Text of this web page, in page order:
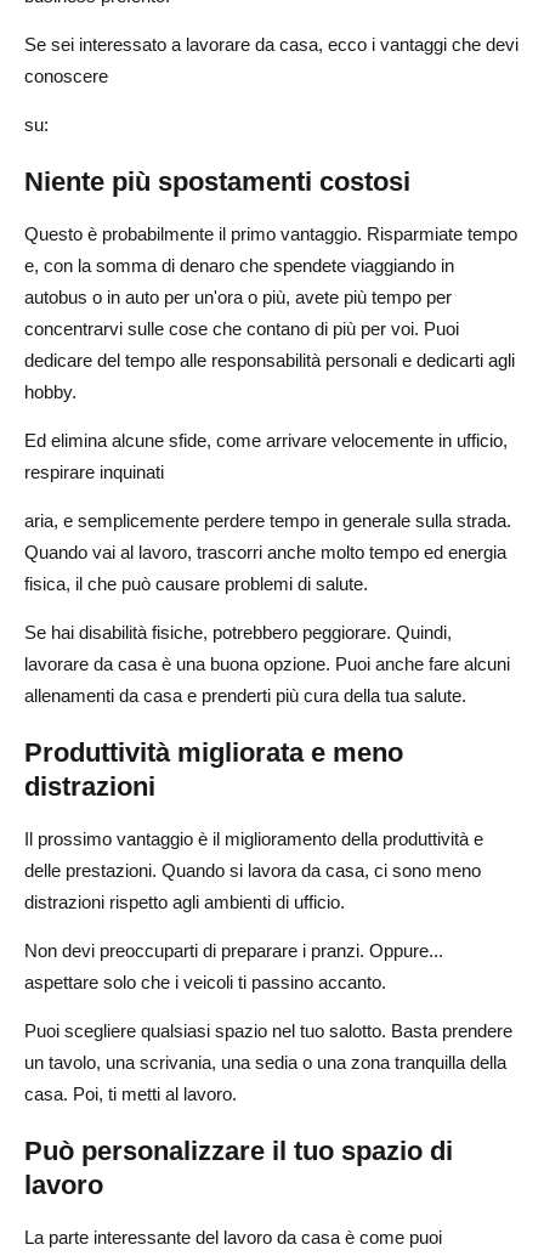
di successo per il lavoro a distanza?
Quanto tempo occorre per diventare redditizi con le
attività di lavoro a distanza?
Quali sono oggi le maggiori sfide legate alle tendenze
del lavoro da casa?
Se sei interessato a lavorare da casa, ecco i vantaggi che devi
conoscere
su:
Niente più spostamenti costosi
Questo è probabilmente il primo vantaggio. Risparmiate tempo
e, con la somma di denaro che spendete viaggiando in
autobus o in auto per un'ora o più, avete più tempo per
concentrarvi sulle cose che contano di più per voi. Puoi
dedicare del tempo alle responsabilità personali e dedicarti agli
hobby.
Ed elimina alcune sfide, come arrivare velocemente in ufficio,
respirare inquinati
aria, e semplicemente perdere tempo in generale sulla strada.
Quando vai al lavoro, trascorri anche molto tempo ed energia
fisica, il che può causare problemi di salute.
Se hai disabilità fisiche, potrebbero peggiorare. Quindi,
lavorare da casa è una buona opzione. Puoi anche fare alcuni
allenamenti da casa e prenderti più cura della tua salute.
Produttività migliorata e meno
distrazioni
Il prossimo vantaggio è il miglioramento della produttività e
delle prestazioni. Quando si lavora da casa, ci sono meno
distrazioni rispetto agli ambienti di ufficio.
Non devi preoccuparti di preparare i pranzi. Oppure...
aspettare solo che i veicoli ti passino accanto.
Puoi scegliere qualsiasi spazio nel tuo salotto. Basta prendere
un tavolo, una scrivania, una sedia o una zona tranquilla della
casa. Poi, ti metti al lavoro.
Può personalizzare il tuo spazio di
lavoro
La parte interessante del lavoro da casa è come puoi